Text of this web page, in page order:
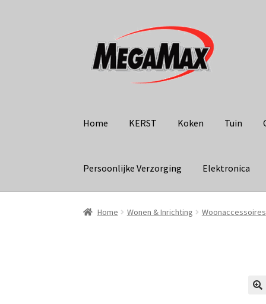
door
naar
naar
Home KERST Koken Tuin
Persoonlijke Verzorging Elektronica
Home Wonen & Inrichting Woonaccessoires